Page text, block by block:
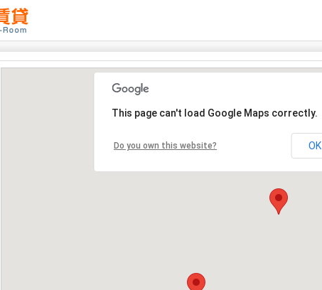
This page can't load Google Maps correctly.
Do you own this website? OK